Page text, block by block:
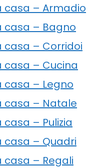
– Armadio
casa – Bagno
– Corridoi
– Cucina
– Legno
casa – Natale
– Pulizia
– Quadri
– Regali